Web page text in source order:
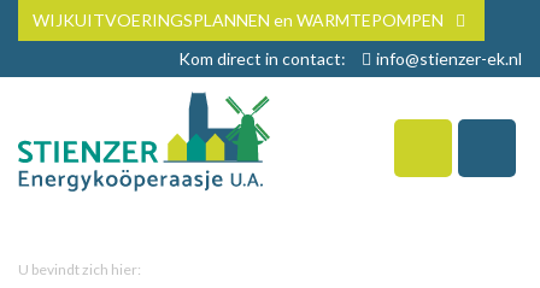
WIJKUITVOERINGSPLANNEN en WARMTEPOMPEN
Kom direct in contact:
info@stienzer-ek.nl
U bevindt zich hier: